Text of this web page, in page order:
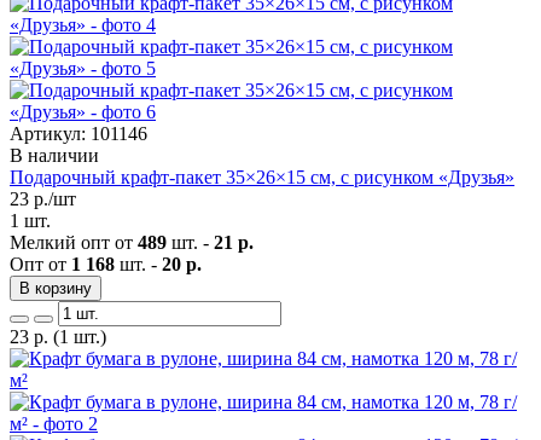
Артикул: 101146
В наличии
Подарочный крафт-пакет 35×26×15 см, с рисунком «Друзья»
23 р./шт
1 шт.
Мелкий опт от 489 шт. - 21 р.
Опт от 1 168 шт. - 20 р.
В корзину
23 р. (1 шт.)